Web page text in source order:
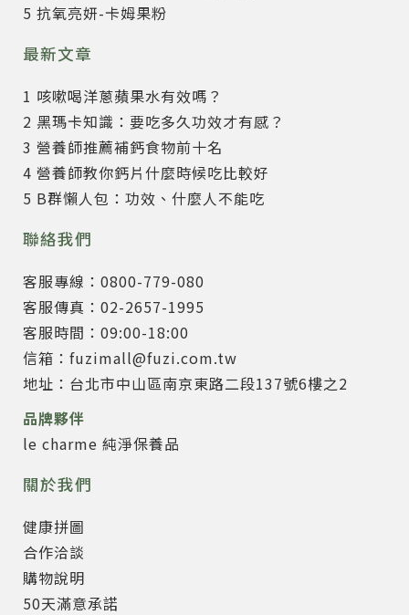
5 抗氧亮妍-卡姆果粉
最新文章
1 咳嗽喝洋蔥蘋果水有效嗎？
2 黑瑪卡知識：要吃多久功效才有感？
3 營養師推薦補鈣食物前十名
4 營養師教你鈣片什麼時候吃比較好
5 B群懶人包：功效、什麼人不能吃
聯絡我們
客服專線：0800-779-080
客服傳真：02-2657-1995
客服時間：09:00-18:00
信箱：fuzimall@fuzi.com.tw
地址：台北市中山區南京東路二段137號6樓之2
品牌夥伴
le charme 純淨保養品
關於我們
健康拼圖
合作洽談
購物說明
50天滿意承諾